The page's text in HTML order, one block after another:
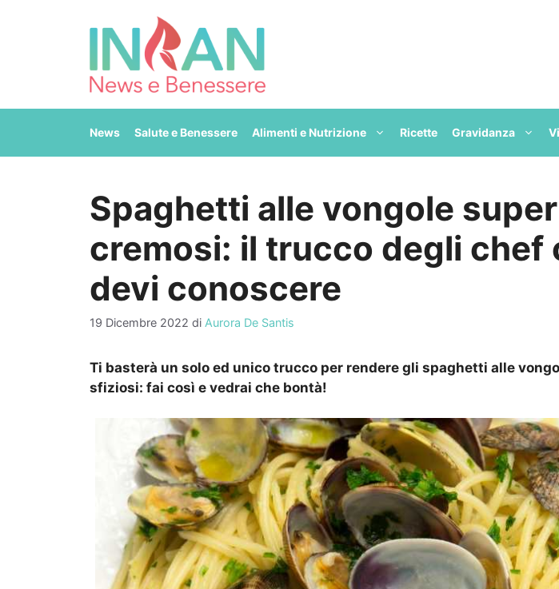
News Salute e Benessere Alimenti e Nutrizione Ricette Gravidanza
Spaghetti alle vongole super
cremosi: il trucco degli chef
devi conoscere
19 Dicembre 2022 di Aurora De Santis
Ti basterà un solo ed unico trucco per rendere gli spaghetti alle
sfiziosi: fai così e vedrai che bontà!